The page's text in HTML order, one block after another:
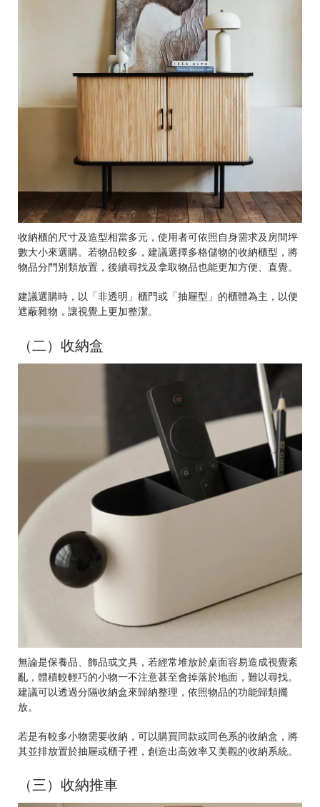
收納櫃的尺寸及造型相當多元，使用者可依照自身需求及房間坪
數大小來選購。若物品較多，建議選擇多格儲物的收納櫃型，將
物品分門別類放置，後續尋找及拿取物品也能更加方便、直覺。
建議選購時，以「非透明」櫃門或「抽屜型」的櫃體為主，以便
遮蔽雜物，讓視覺上更加整潔。
（二）收納盒
無論是保養品、飾品或文具，若經常堆放於桌面容易造成視覺紊
亂，體積較輕巧的小物一不注意甚至會掉落於地面，難以尋找。
建議可以透過分隔收納盒來歸納整理，依照物品的功能歸類擺
放。
若是有較多小物需要收納，可以購買同款或同色系的收納盒，將
其並排放置於抽屜或櫃子裡，創造出高效率又美觀的收納系統。
（三）收納推車